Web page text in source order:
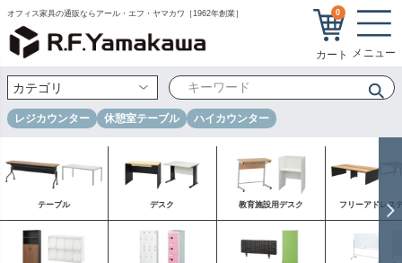
オフィス家具の通販ならアール・エフ・ヤマカワ［1962年創業］ 0
レジカウンター 休憩室テーブル ハイカウンター
テーブル デスク 教育施設用デスク フリーアドレス